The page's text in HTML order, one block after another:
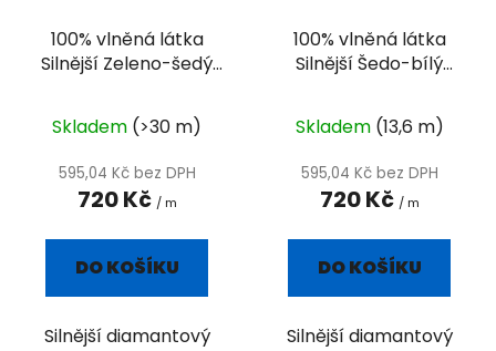
100% vlněná látka
Silnější Zeleno-šedý
Skladem (>30 m)
595,04 Kč bez DPH
720 Kč / m
DO KOŠÍKU
Silnější diamantový
100% vlněná látka
Silnější Šedo-bílý
Skladem (13,6 m)
595,04 Kč bez DPH
720 Kč / m
DO KOŠÍKU
Silnější diamantový